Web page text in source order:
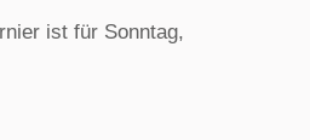
ist für Sonntag,